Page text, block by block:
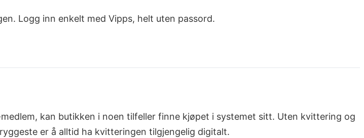
Logg inn enkelt med Vipps, helt uten passord.
kan butikken i noen tilfeller finne kjøpet i systemet sitt. Uten kvittering og
er å alltid ha kvitteringen tilgjengelig digitalt.